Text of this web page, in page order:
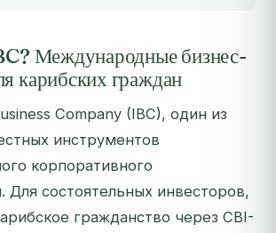
Международные бизнес-
карибских граждан
Company (IBC), один из
инструментов
корпоративного
Для состоятельных инвесторов,
гражданство через CBI-